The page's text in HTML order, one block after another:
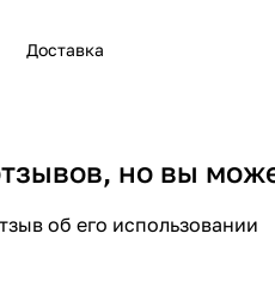
Доставка
но вы
об его использовании